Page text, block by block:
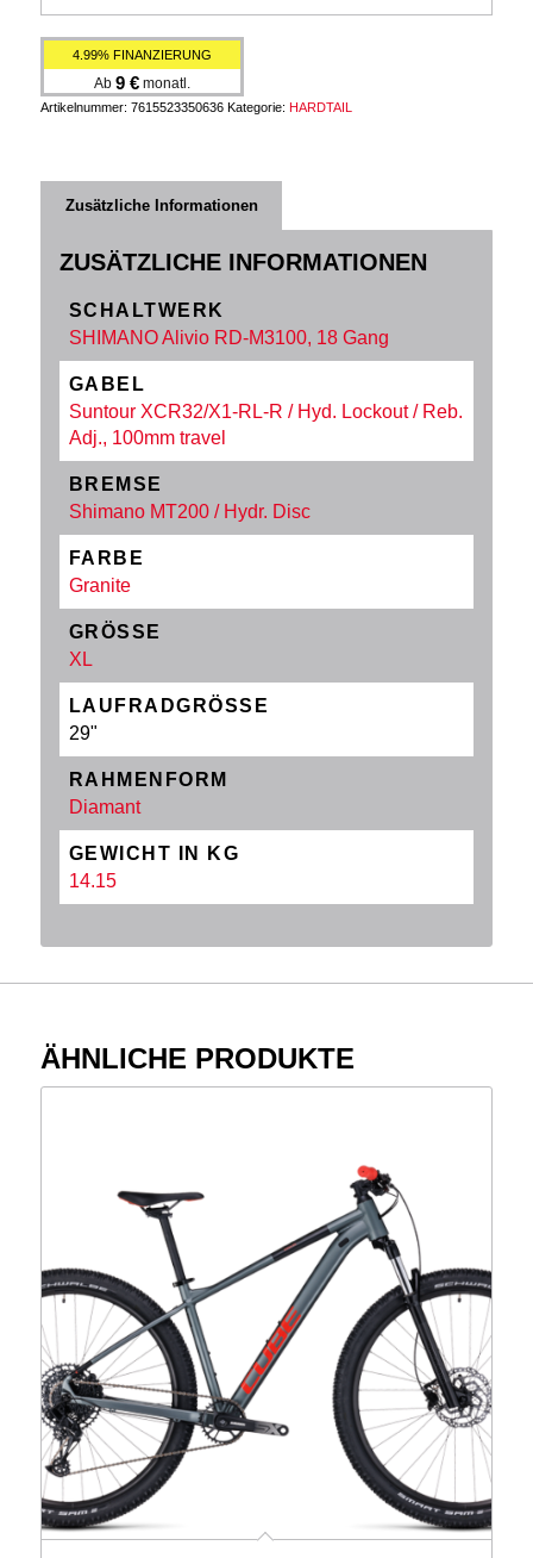
4.99% FINANZIERUNG
Ab 9 €monatl.
Artikelnummer: 7615523350636 Kategorie: HARDTAIL
Zusätzliche Informationen
ZUSÄTZLICHE INFORMATIONEN
SCHALTWERK
SHIMANO Alivio RD-M3100, 18 Gang
GABEL
Suntour XCR32/X1-RL-R / Hyd. Lockout / Reb.
Adj., 100mm travel
BREMSE
Shimano MT200 / Hydr. Disc
FARBE
Granite
GRÖSSE
XL
LAUFRADGRÖSSE
29"
RAHMENFORM
Diamant
GEWICHT IN KG
14.15
ÄHNLICHE PRODUKTE